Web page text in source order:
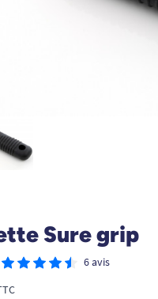
Sure grip
6 avis